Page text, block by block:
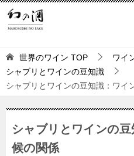
世界のワイン TOP
ワイ
シャブリとワインの豆知識
シャブリとワインの豆知識：ワイ
シャブリとワインの
候の関係